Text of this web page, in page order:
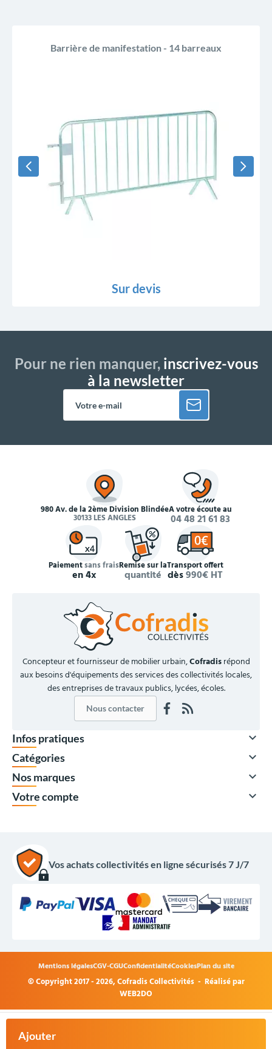
2 950,00 € HT
3 540,00 €TTC
Ajouter
Barrière de manifestation - 14 barreaux
Sur devis
Pour ne rien manquer,inscrivez-vous
à la newsletter
980 Av. de la 2ème Division Blindée
30133 LES ANGLES
À votre écoute au
04 48 21 61 83
Paiementsans frais
en 4x
Remise sur la
quantité
Transport offert
dès990€ HT
Concepteur et fournisseur de mobilier urbain,Cofradisrépond
aux besoins d'équipements des services des collectivités locales,
des entreprises de travaux publics, lycées, écoles.
Nous contacter
Infos pratiques 
Catégories 
Nos marques 
Votre compte 
Vos achats collectivités en ligne sécurisés 7 J/7
© Copyright 2017 - 2026,Cofradis Collectivités - Réalisé par
WEB2DO
Mentions légalesCGV-CGUConfidentialitéCookiesPlan du site